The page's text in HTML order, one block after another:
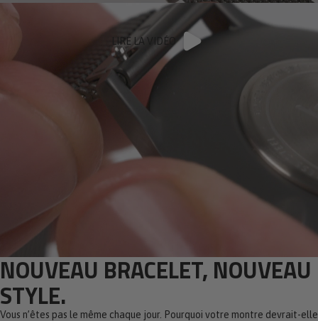
LIRE LA VIDÉO
NOUVEAU BRACELET, NOUVEAU
STYLE.
Vous n’êtes pas le même chaque jour. Pourquoi votre montre devrait-elle